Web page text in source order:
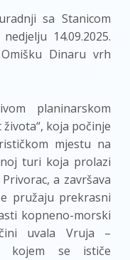
sa Stanicom
14.09.2025.
Dinaru vrh
planinarskom
koja počinje
mjestu na
turi koja prolazi
a završava
pružaju prekrasni
kopneno-morski
uvala Vruja –
kojem se ističe